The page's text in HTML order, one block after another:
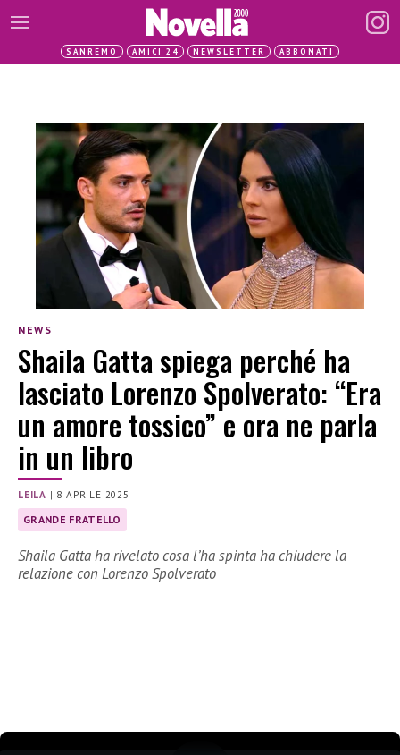
SANREMO AMICI 24 NEWSLETTER ABBONATI
NEWS
Shaila Gatta spiega perché ha
lasciato Lorenzo Spolverato: “Era
un amore tossico” e ora ne parla
in un libro
LEILA | 8 APRILE 2025
GRANDE FRATELLO
Shaila Gatta ha rivelato cosa l’ha spinta ha chiudere la
relazione con Lorenzo Spolverato